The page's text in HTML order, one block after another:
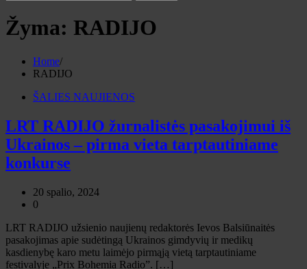
Žyma: RADIJO
Home
RADIJO
ŠALIES NAUJIENOS
LRT RADIJO žurnalistės pasakojimui iš
Ukrainos – pirma vieta tarptautiniame
konkurse
20 spalio, 2024
0
LRT RADIJO užsienio naujienų redaktorės Ievos Balsiūnaitės
pasakojimas apie sudėtingą Ukrainos gimdyvių ir medikų
kasdienybę karo metu laimėjo pirmąją vietą tarptautiniame
festivalyje „Prix Bohemia Radio”. […]